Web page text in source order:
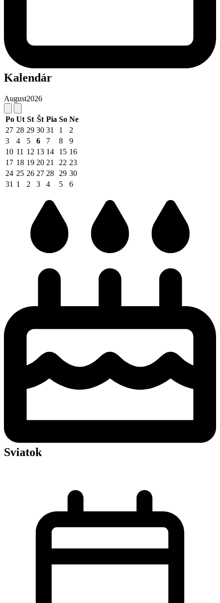
Kalendár
August2026
Po Ut St Št Pia So Ne
27 28 29 30 31 1
2
3
4 5 6 7 8
9
10 11 12 13 14 15 16
17 18 19 20 21 22 23
24 25 26 27 28 29 30
31 1 2 3 4 5 6
Sviatok